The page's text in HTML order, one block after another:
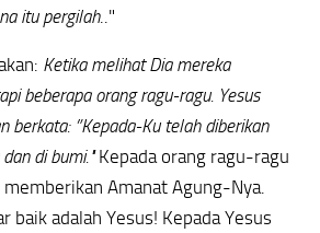
itu pergilah.."
Ketika melihat Dia mereka
beberapa orang ragu-ragu. Yesus
berkata: ”Kepada-Ku telah diberikan
di bumi."Kepada orang ragu-ragu
Amanat Agung-Nya.
baik adalah Yesus! Kepada Yesus